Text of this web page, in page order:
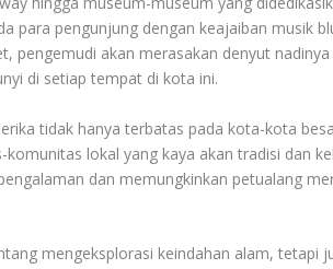
para pengunjung dengan keajaiban musik
pengemudi akan merasakan denyut
di setiap tempat di kota ini.
tidak hanya terbatas pada kota-kota
lokal yang kaya akan tradisi dan
dan memungkinkan petualang
mengeksplorasi keindahan alam, tetapi